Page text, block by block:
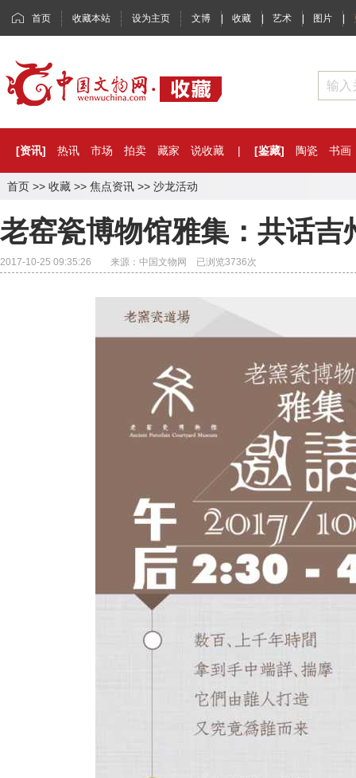
首页 收藏本站 设为主页 文博 | 收藏 | 艺术 | 图片 |
[资讯] 热讯 市场 拍卖 藏家 说收藏 | [鉴藏] 陶瓷 书画
首页 >> 收藏 >> 焦点资讯 >> 沙龙活动
老窑瓷博物馆雅集：共话吉
2017-10-25 09:35:26 来源：中国文物网 已浏览3736次